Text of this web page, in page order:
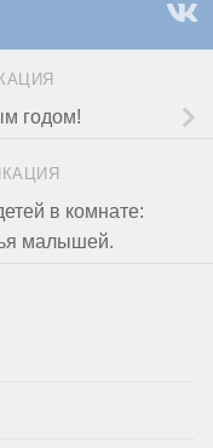
годом!
в комнате:
малышей.